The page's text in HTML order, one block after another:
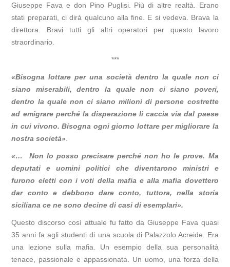
Giuseppe Fava e don Pino Puglisi. Più di altre realtà. Erano
stati preparati, ci dirà qualcuno alla fine. E si vedeva. Brava la
direttora. Bravi tutti gli altri operatori per questo lavoro
straordinario.
***
«Bisogna lottare per una società dentro la quale non ci
siano miserabili, dentro la quale non ci siano poveri,
dentro la quale non ci siano milioni di persone costrette
ad emigrare perché la disperazione li caccia via dal paese
in cui vivono. Bisogna ogni giorno lottare per migliorare la
nostra società»
«…
Non lo posso precisare perché non ho le prove. Ma
deputati e uomini politici che diventarono ministri e
furono eletti con i voti della mafia e alla mafia dovettero
dar conto e debbono dare conto, tuttora, nella storia
siciliana ce ne sono decine di casi di esemplari».
Questo discorso così attuale fu fatto da Giuseppe Fava quasi
35 anni fa agli studenti di una scuola di Palazzolo Acreide. Era
una lezione sulla mafia. Un esempio della sua personalità
tenace, passionale e appassionata. Un uomo, una forza della